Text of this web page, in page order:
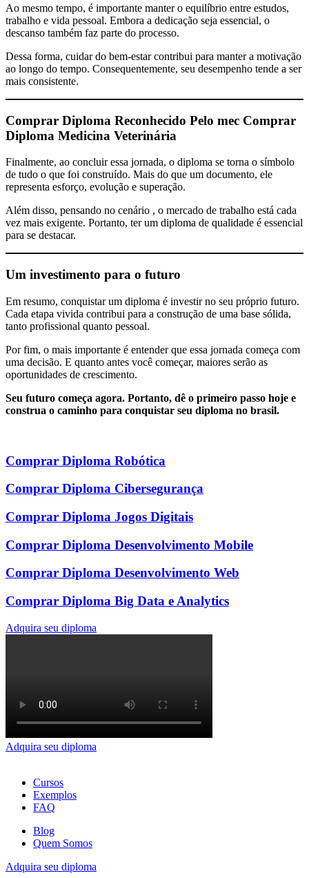
Ao mesmo tempo, é importante manter o equilíbrio entre estudos,
trabalho e vida pessoal. Embora a dedicação seja essencial, o
descanso também faz parte do processo.
Dessa forma, cuidar do bem-estar contribui para manter a motivação
ao longo do tempo. Consequentemente, seu desempenho tende a ser
mais consistente.
Comprar Diploma Reconhecido Pelo mec Comprar
Diploma Medicina Veterinária
Finalmente, ao concluir essa jornada, o diploma se torna o símbolo
de tudo o que foi construído. Mais do que um documento, ele
representa esforço, evolução e superação.
Além disso, pensando no cenário , o mercado de trabalho está cada
vez mais exigente. Portanto, ter um diploma de qualidade é essencial
para se destacar.
Um investimento para o futuro
Em resumo, conquistar um diploma é investir no seu próprio futuro.
Cada etapa vivida contribui para a construção de uma base sólida,
tanto profissional quanto pessoal.
Por fim, o mais importante é entender que essa jornada começa com
uma decisão. E quanto antes você começar, maiores serão as
oportunidades de crescimento.
Seu futuro começa agora. Portanto, dê o primeiro passo hoje e
construa o caminho para conquistar seu diploma no brasil.
Comprar Diploma Robótica
Comprar Diploma Cibersegurança
Comprar Diploma Jogos Digitais
Comprar Diploma Desenvolvimento Mobile
Comprar Diploma Desenvolvimento Web
Comprar Diploma Big Data e Analytics
Adquira seu diploma
Adquira seu diploma
Cursos
Exemplos
FAQ
Blog
Quem Somos
Adquira seu diploma